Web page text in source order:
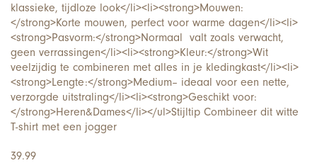
klassieke, tijdloze look</li><li><strong>Mouwen:
</strong>Korte mouwen, perfect voor warme dagen</li><li>
<strong>Pasvorm:</strong>Normaal valt zoals verwacht,
geen verrassingen</li><li><strong>Kleur:</strong>Wit
veelzijdig te combineren met alles in je kledingkast</li><li>
<strong>Lengte:</strong>Medium– ideaal voor een nette,
verzorgde uitstraling</li><li><strong>Geschikt voor:
</strong>Heren&Dames</li></ul>Stijltip Combineer dit witte
T-shirt met een jogger
39.99